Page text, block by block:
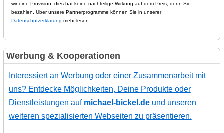
wir eine Provision, dies hat keine nachteilige Wirkung auf dem Preis, denn Sie
bezahlen. Über unsere Partnerprogramme können Sie in unserer
Datenschutzerklärung mehr lesen.
Werbung & Kooperationen
Interessiert an Werbung oder einer Zusammenarbeit mit
uns? Entdecke Möglichkeiten, Deine Produkte oder
Dienstleistungen auf michael-bickel.deund unseren
weiteren spezialisierten Webseiten zu präsentieren.